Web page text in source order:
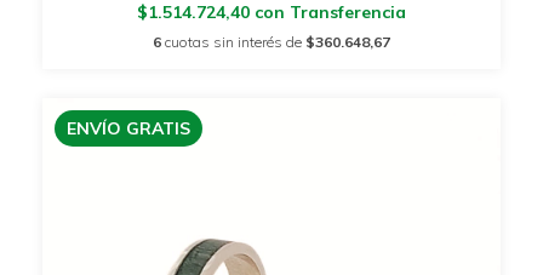
$1.514.724,40 con Transferencia
6 cuotas sin interés de $360.648,67
ENVÍO GRATIS